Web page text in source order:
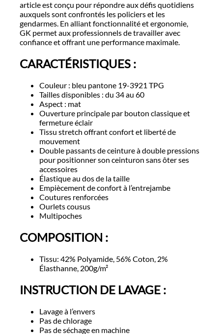
article est conçu pour répondre aux défis quotidiens
auxquels sont confrontés les policiers et les
gendarmes. En alliant fonctionnalité et ergonomie,
GK permet aux professionnels de travailler avec
confiance et offrant une performance maximale.
CARACTÉRISTIQUES :
Couleur : bleu pantone 19-3921 TPG
Tailles disponibles : du 34 au 60
Aspect : mat
Ouverture principale par bouton classique et
fermeture éclair
Tissu stretch offrant confort et liberté de
mouvement
Double passants de ceinture à double pressions
pour positionner son ceinturon sans ôter ses
accessoires
Élastique au dos de la taille
Empiècement de confort à l’entrejambe
Coutures renforcées
Ourlets cousus
Multipoches
COMPOSITION :
Tissu: 42% Polyamide, 56% Coton, 2%
Élasthanne, 200g/m²
INSTRUCTION DE LAVAGE :
Lavage à l’envers
Pas de chlorage
Pas de séchage en machine